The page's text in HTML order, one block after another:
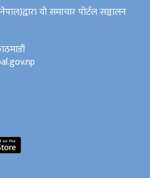
यो समाचार पोर्टल सञ्चालन